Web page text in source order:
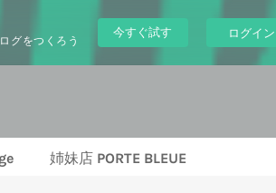
グをつくろう
今すぐ試す ログイン
姉妹店 PORTE BLEUE